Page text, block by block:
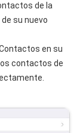
de la
su nuevo
en su
contactos de